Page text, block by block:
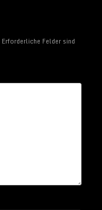
Erforderliche Felder sind